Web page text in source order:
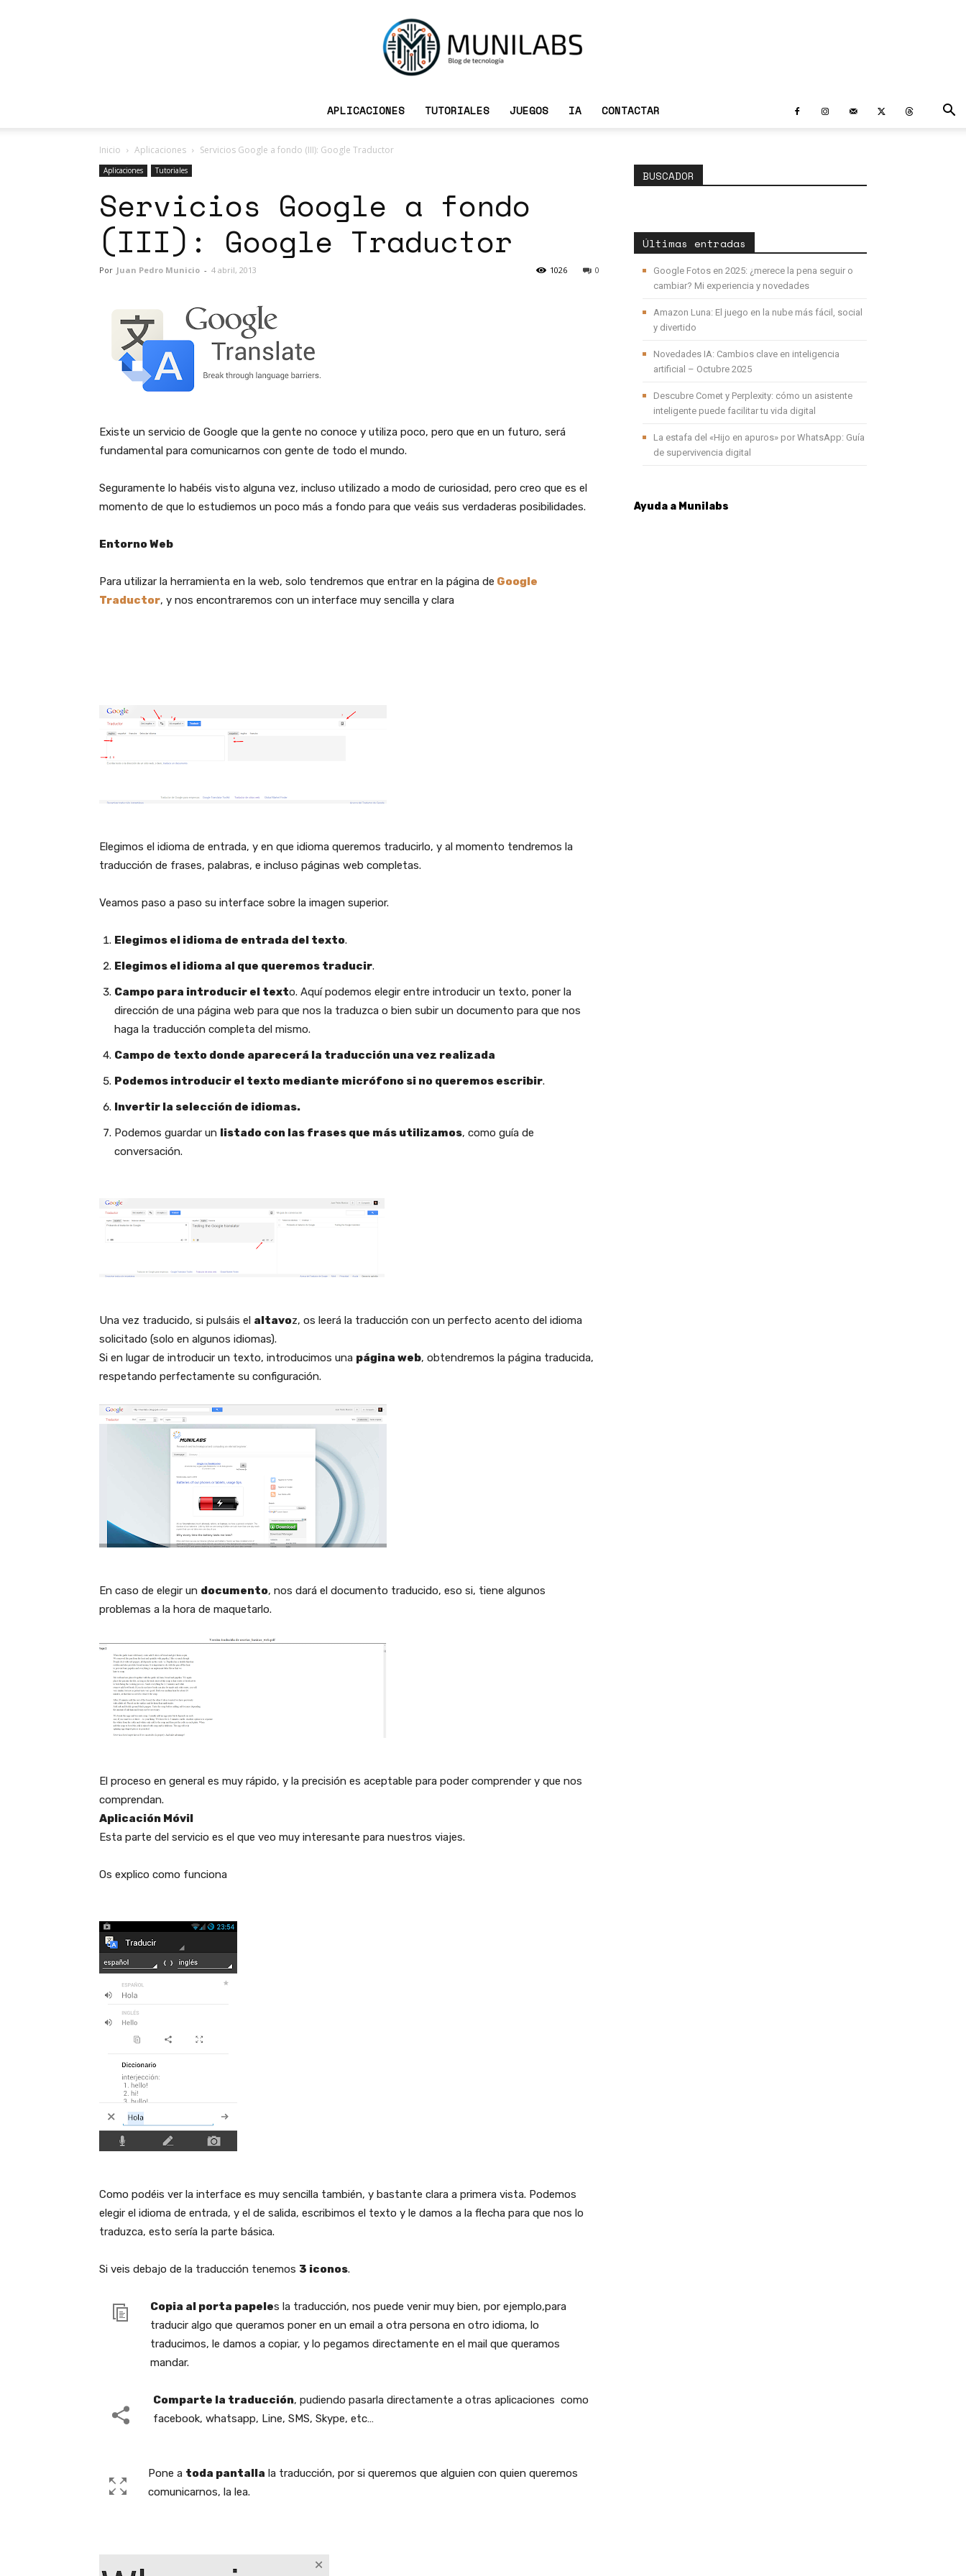
APLICACIONES TUTORIALES JUEGOS IA CONTACTAR
Inicio Aplicaciones Servicios Google a fondo (III): Google Traductor
Aplicaciones Tutoriales
Servicios Google a fondo
(III): Google Traductor
Por Juan Pedro Municio - 4 abril, 2013 0
1026
Existe un servicio de Google que la gente no conoce y utiliza poco, pero que en un futuro, será
fundamental para comunicarnos con gente de todo el mundo.
Seguramente lo habéis visto alguna vez, incluso utilizado a modo de curiosidad, pero creo que es el
momento de que lo estudiemos un poco más a fondo para que veáis sus verdaderas posibilidades.
Entorno Web
Para utilizar la herramienta en la web, solo tendremos que entrar en la página de Google
Traductor, y nos encontraremos con un interface muy sencilla y clara
Elegimos el idioma de entrada, y en que idioma queremos traducirlo, y al momento tendremos la
traducción de frases, palabras, e incluso páginas web completas.
Veamos paso a paso su interface sobre la imagen superior.
Elegimos el idioma de entrada del texto.
Elegimos el idioma al que queremos traducir.
Campo para introducir el texto. Aquí podemos elegir entre introducir un texto, poner la
dirección de una página web para que nos la traduzca o bien subir un documento para que nos
haga la traducción completa del mismo.
Campo de texto donde aparecerá la traducción una vez realizada
Podemos introducir el texto mediante micrófono si no queremos escribir.
Invertir la selección de idiomas.
Podemos guardar un listado con las frases que más utilizamos, como guía de
conversación.
Una vez traducido, si pulsáis el altavoz, os leerá la traducción con un perfecto acento del idioma
solicitado (solo en algunos idiomas).
Si en lugar de introducir un texto, introducimos una página web, obtendremos la página traducida,
respetando perfectamente su configuración.
En caso de elegir un documento, nos dará el documento traducido, eso si, tiene algunos
problemas a la hora de maquetarlo.
El proceso en general es muy rápido, y la precisión es aceptable para poder comprender y que nos
comprendan.
Aplicación Móvil
Esta parte del servicio es el que veo muy interesante para nuestros viajes.
Os explico como funciona
Como podéis ver la interface es muy sencilla también, y bastante clara a primera vista. Podemos
elegir el idioma de entrada, y el de salida, escribimos el texto y le damos a la flecha para que nos lo
traduzca, esto sería la parte básica.
Si veis debajo de la traducción tenemos 3 iconos.
Copia al porta papeles la traducción, nos puede venir muy bien, por ejemplo,para
traducir algo que queramos poner en un email a otra persona en otro idioma, lo
traducimos, le damos a copiar, y lo pegamos directamente en el mail que queramos
mandar.
Comparte la traducción, pudiendo pasarla directamente a otras aplicaciones como
facebook, whatsapp, Line, SMS, Skype, etc…
Pone a toda pantalla la traducción, por si queremos que alguien con quien queremos
comunicarnos, la lea.
BUSCADOR
Últimas entradas
Google Fotos en 2025: ¿merece la pena seguir o
cambiar? Mi experiencia y novedades
Amazon Luna: El juego en la nube más fácil, social
y divertido
Novedades IA: Cambios clave en inteligencia
artificial – Octubre 2025
Descubre Comet y Perplexity: cómo un asistente
inteligente puede facilitar tu vida digital
La estafa del «Hijo en apuros» por WhatsApp: Guía
de supervivencia digital
Ayuda a Munilabs